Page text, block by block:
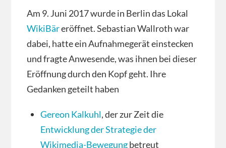
Am 9. Juni 2017 wurde in Berlin das Lokal
WikiBäreröffnet. Sebastian Wallroth war
dabei, hatte ein Aufnahmegerät einstecken
und fragte Anwesende, was ihnen bei dieser
Eröffnung durch den Kopf geht. Ihre
Gedanken geteilt haben
Gereon Kalkuhl, der zur Zeit die
Entwicklung der Strategie der
Wikimedia-Bewegungbetreut